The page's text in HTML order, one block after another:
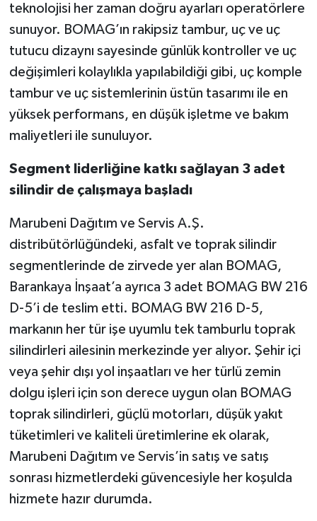
teknolojisi her zaman doğru ayarları operatörlere
sunuyor. BOMAG’ın rakipsiz tambur, uç ve uç
tutucu dizaynı sayesinde günlük kontroller ve uç
değişimleri kolaylıkla yapılabildiği gibi, uç komple
tambur ve uç sistemlerinin üstün tasarımı ile en
yüksek performans, en düşük işletme ve bakım
maliyetleri ile sunuluyor.
Segment liderliğine katkı sağlayan 3 adet
silindir de çalışmaya başladı
Marubeni Dağıtım ve Servis A.Ş.
distribütörlüğündeki, asfalt ve toprak silindir
segmentlerinde de zirvede yer alan BOMAG,
Barankaya İnşaat’a ayrıca 3 adet BOMAG BW 216
D-5’i de teslim etti. BOMAG BW 216 D-5,
markanın her tür işe uyumlu tek tamburlu toprak
silindirleri ailesinin merkezinde yer alıyor. Şehir içi
veya şehir dışı yol inşaatları ve her türlü zemin
dolgu işleri için son derece uygun olan BOMAG
toprak silindirleri, güçlü motorları, düşük yakıt
tüketimleri ve kaliteli üretimlerine ek olarak,
Marubeni Dağıtım ve Servis’in satış ve satış
sonrası hizmetlerdeki güvencesiyle her koşulda
hizmete hazır durumda.